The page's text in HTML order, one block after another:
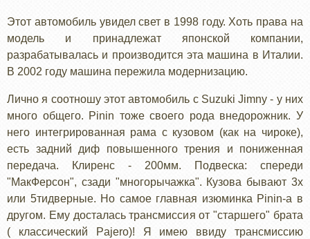
Этот автомобиль увидел свет в 1998 году. Хоть права на
модель и принадлежат японской компании,
разрабатывалась и производится эта машина в Италии.
В 2002 году машина пережила модернизацию.
Лично я соотношу этот автомобиль с Suzuki Jimny - у них
много общего. Pinin тоже своего рода внедорожник. У
него интегрированная рама с кузовом (как на чироке),
есть задний диф повышенного трения и пониженная
передача. Клиренс - 200мм. Подвеска: спереди
"МакФерсон", сзади "многорычажка". Кузова бывают 3х
или 5тидверные. Но самое главная изюминка Pinin-а в
другом. Ему досталась трансмиссия от "старшего" брата
( классический Pajero)! Я имею ввиду трансмиссию